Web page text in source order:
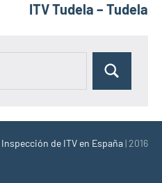
ITV Tudela – Tudela
Buscar
Inspección de ITV en España| 2016